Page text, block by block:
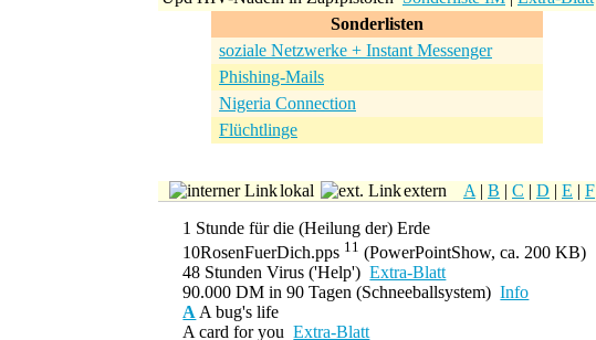
Sonderlisten
soziale Netzwerke + Instant Messenger
Phishing-Mails
Nigeria Connection
Flüchtlinge
lokal extern A | B | C | D | E | F
1 Stunde für die (Heilung der) Erde
10RosenFuerDich.pps 11 (PowerPointShow, ca. 200 KB)
48 Stunden Virus ('Help') Extra-Blatt
90.000 DM in 90 Tagen(Schneeballsystem) Info
A A bug's life
A card for you Extra-Blatt